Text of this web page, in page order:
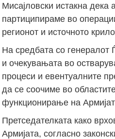
Мисајловски истакна дека
партиципираме во
регионот и источното
На средбата со генералот
и очекувањата во
процеси и евентуалните
да се соочиме во
функционирање на
Претседателката како
Армијата, согласно